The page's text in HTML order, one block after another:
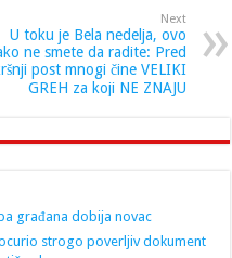
Next
U toku je Bela nedelja, ovo
ne smete da radite: Pred
post mnogi čine VELIKI
GREH za koji NE ZNAJU
građana dobija novac
strogo poverljiv dokument